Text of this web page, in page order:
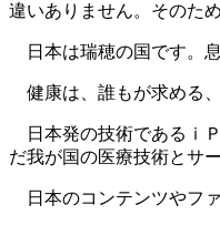
違いありません。そのた
日本は瑞穂の国です。
健康は、誰もが求める
日本発の技術であるｉ
だ我が国の医療技術とサ
日本のコンテンツやフ